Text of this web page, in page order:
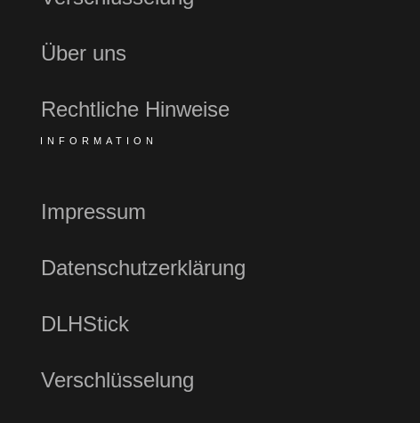
Über uns
Rechtliche Hinweise
INFORMATION
Impressum
Datenschutzerklärung
DLHStick
Verschlüsselung